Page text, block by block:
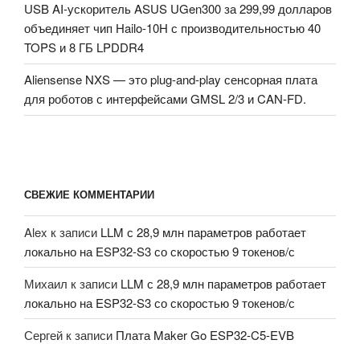
USB AI-ускоритель ASUS UGen300 за 299,99 долларов
объединяет чип Hailo-10H с производительностью 40
TOPS и 8 ГБ LPDDR4
Aliensense NXS — это plug-and-play сенсорная плата
для роботов с интерфейсами GMSL 2/3 и CAN-FD.
СВЕЖИЕ КОММЕНТАРИИ
Alex к записи LLM с 28,9 млн параметров работает
локально на ESP32-S3 со скоростью 9 токенов/с
Михаил к записи LLM с 28,9 млн параметров работает
локально на ESP32-S3 со скоростью 9 токенов/с
Сергей к записи Плата Maker Go ESP32-C5-EVB